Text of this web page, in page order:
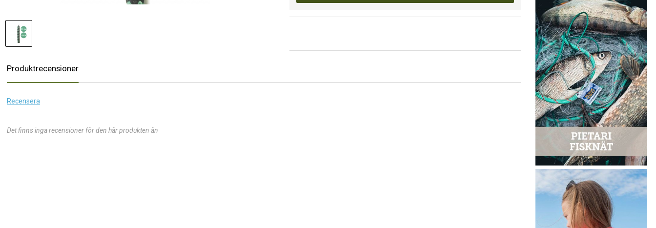
Produktrecensioner
Recensera
Det finns inga recensioner för den här produkten än